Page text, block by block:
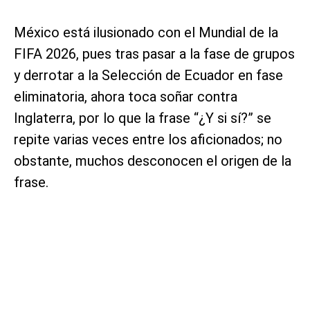
México está ilusionado con el Mundial de la
FIFA 2026, pues tras pasar a la fase de grupos
y derrotar a la Selección de Ecuador en fase
eliminatoria, ahora toca soñar contra
Inglaterra, por lo que la frase “¿Y si sí?” se
repite varias veces entre los aficionados; no
obstante, muchos desconocen el origen de la
frase.